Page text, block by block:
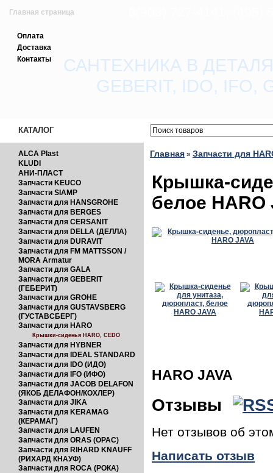
Главная страница
Зарегистрироваться
Вход с паролем
Оплата
Доставка
Контакты
САНТЕХНИКА В
GEBERIT, IDO, IFO,
КАТАЛОГ
ALCA Plast
KLUDI
АНИ-ПЛАСТ
Запчасти KEUCO
Запчасти SIAMP
Запчасти для HANSGROHE
Запчасти для BERGES
Запчасти для CERSANIT
Запчасти для DELLA (ДЕЛЛА)
Запчасти для DURAVIT
Запчасти для FM MATTSSON /
MORA Armatur
Запчасти для GALA
Запчасти для GEBERIT
(ГЕБЕРИТ)
Запчасти для GROHE
Запчасти для GUSTAVSBERG
(ГУСТАВСБЕРГ)
Запчасти для HARO
Крышки-сиденья HARO, CEDO
Запчасти для HYBNER
Запчасти для IDEAL STANDARD
Запчасти для IDO (ИДО)
Запчасти для IFO (ИФО)
Запчасти для JACOB DELAFON
(ЯКОБ ДЕЛАФОН/КОХЛЕР)
Запчасти для JIKA
Запчасти для KERAMAG
(КЕРАМАГ)
Запчасти для LAUFEN
Запчасти для ORAS (ОРАС)
Запчасти для RIHARD KNAUFF
(РИХАРД КНАУФ)
Запчасти для ROCA (РОКА)
Главная » Запчасти для
Крышка-
белое HARO
HARO JAVA
Отзывы
Нет отзывов об
Написать отзыв